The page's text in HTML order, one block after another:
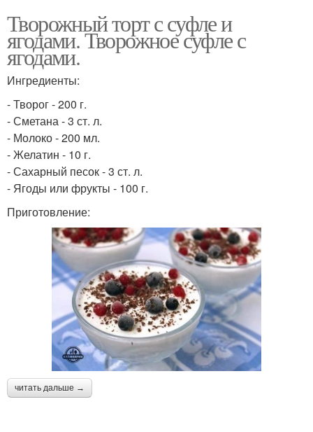
Творожный торт с суфле и
ягодами. Творожное суфле с
ягодами.
Ингредиенты:
- Творог - 200 г.
- Сметана - 3 ст. л.
- Молоко - 200 мл.
- Желатин - 10 г.
- Сахарный песок - 3 ст. л.
- Ягоды или фрукты - 100 г.
Приготовление:
читать дальше →